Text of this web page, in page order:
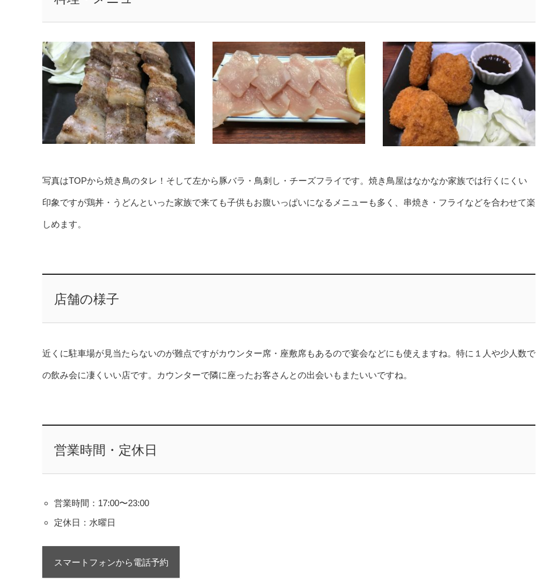
写真はTOPから焼き鳥のタレ！そして左から豚バラ・鳥刺し・チーズフライです。焼き鳥屋はなかなか家族では行くにくい
印象ですが鶏丼・うどんといった家族で来ても子供もお腹いっぱいになるメニューも多く、串焼き・フライなどを合わせて楽
しめます。
店舗の様子
近くに駐車場が見当たらないのが難点ですがカウンター席・座敷席もあるので宴会などにも使えますね。特に１人や少人数で
の飲み会に凄くいい店です。カウンターで隣に座ったお客さんとの出会いもまたいいですね。
営業時間・定休日
営業時間：17:00〜23:00
定休日：水曜日
スマートフォンから電話予約